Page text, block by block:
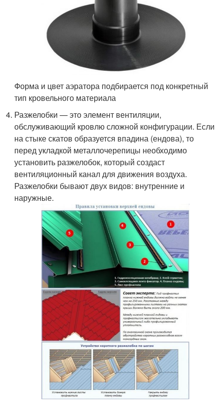
Форма и цвет аэратора подбирается под конкретный
тип кровельного материала
Разжелобки — это элемент вентиляции,
обслуживающий кровлю сложной конфигурации. Если
на стыке скатов образуется впадина (ендова), то
перед укладкой металлочерепицы необходимо
установить разжелобок, который создаст
вентиляционный канал для движения воздуха.
Разжелобки бывают двух видов: внутренние и
наружные.